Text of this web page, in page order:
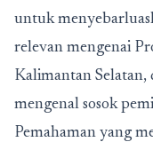
untuk
relevan mengenai
Kalimantan Selatan,
mengenal sosok
Pemahaman yang